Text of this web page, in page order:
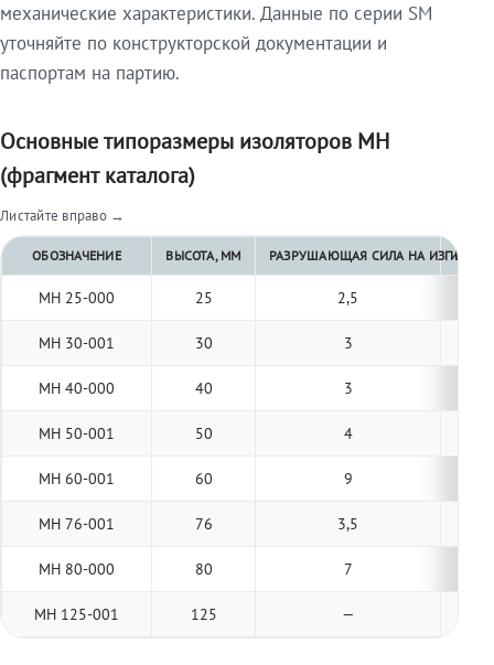
механические характеристики. Данные по серии SM
уточняйте по конструкторской документации и
паспортам на партию.
Основные типоразмеры изоляторов МН
(фрагмент каталога)
Листайте вправо →
ОБОЗНАЧЕНИЕ ВЫСОТА, ММ РАЗРУШАЮЩАЯ СИЛА НА ИЗГИБ, КН
МН 25-000 25 2,5
МН 30-001 30 3
МН 40-000 40 3
МН 50-001 50 4
МН 60-001 60 9
МН 76-001 76 3,5
МН 80-000 80 7
МН 125-001 125 —